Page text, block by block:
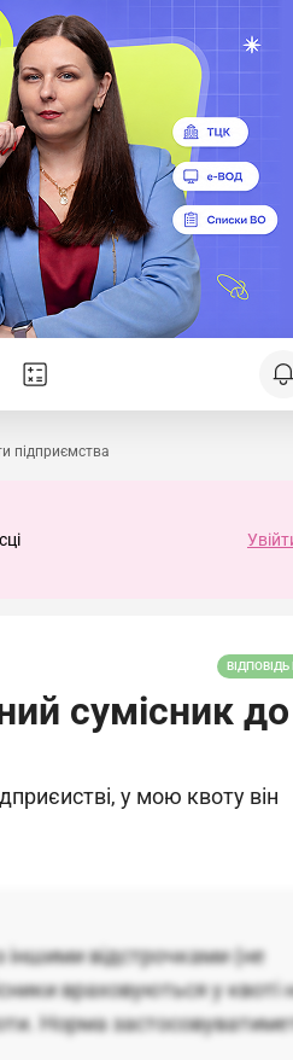
підприємства
сумісник до
у мою квоту він
іншими відстрочками (не
враховуються у квоті
Норма